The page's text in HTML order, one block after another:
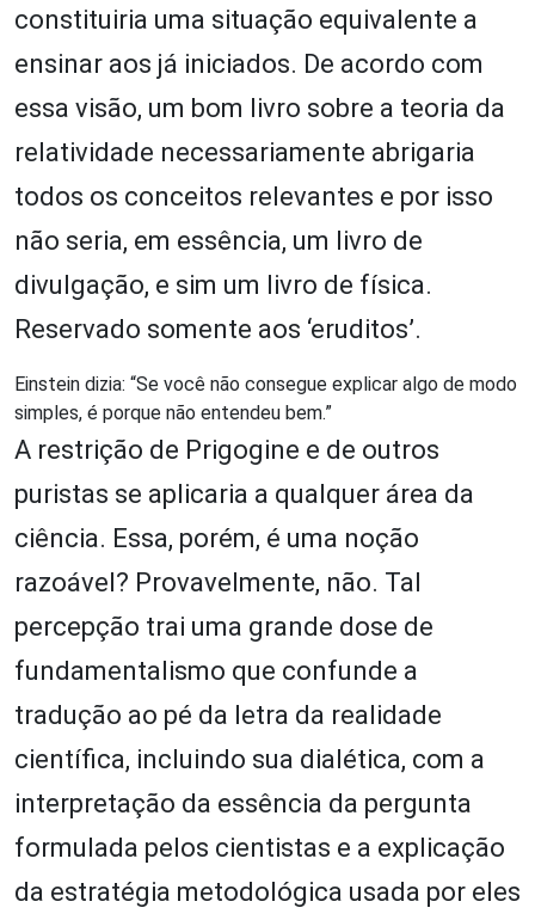
constituiria uma situação equivalente a
ensinar aos já iniciados. De acordo com
essa visão, um bom livro sobre a teoria da
relatividade necessariamente abrigaria
todos os conceitos relevantes e por isso
não seria, em essência, um livro de
divulgação, e sim um livro de física.
Reservado somente aos ‘eruditos’.
Einstein dizia: “Se você não consegue explicar algo de modo
simples, é porque não entendeu bem.”
A restrição de Prigogine e de outros
puristas se aplicaria a qualquer área da
ciência. Essa, porém, é uma noção
razoável? Provavelmente, não. Tal
percepção trai uma grande dose de
fundamentalismo que confunde a
tradução ao pé da letra da realidade
científica, incluindo sua dialética, com a
interpretação da essência da pergunta
formulada pelos cientistas e a explicação
da estratégia metodológica usada por eles